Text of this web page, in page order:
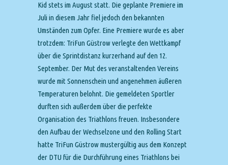
Kid stets im August statt. Die geplante Premiere im
Juli in diesem Jahr fiel jedoch den bekannten
Umständen zum Opfer. Eine Premiere wurde es aber
trotzdem: TriFun Güstrow verlegte den Wettkampf
über die Sprintdistanz kurzerhand auf den 12.
September. Der Mut des veranstaltenden Vereins
wurde mit Sonnenschein und angenehmen äußeren
Temperaturen belohnt. Die gemeldeten Sportler
durften sich außerdem über die perfekte
Organisation des Triathlons freuen. Insbesondere
den Aufbau der Wechselzone und den Rolling Start
hatte TriFun Güstrow mustergültig aus dem Konzept
der DTU für die Durchführung eines Triathlons bei